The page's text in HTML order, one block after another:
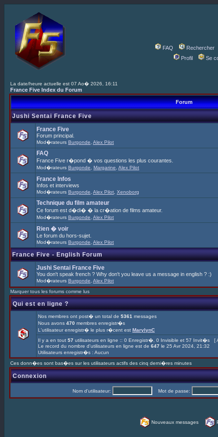
FAQ
Rechercher
Profil
Se
La date/heure actuelle est 07 Ao� 2026, 16:11
France Five Index du Forum
Forum
Jushi Sentai France Five
France Five
Forum principal.
Mod�rateurs Burgonde Alex Pilot
FAQ
France Five r�pond � vos questions les plus courantes.
Mod�rateurs Burgonde Margarine Alex Pilot
France Infos
Infos et interviews
Mod�rateurs Burgonde Alex Pilot Xenoborg
Technique du film amateur
Ce forum est d�di� � la cr�ation de films amateur.
Mod�rateurs Burgonde Alex Pilot
Rien � voir
Le forum du hors-sujet.
Mod�rateurs Burgonde Alex Pilot
France Five - English Forum
Jushi Sentai France Five
You don't speak french ? Why don't you leave us a message in english ? :)
Mod�rateurs Burgonde Alex Pilot
Marquer tous les forums comme lus
Qui est en ligne ?
Nos membres ont post� un total de 5361 messages
Nous avons 470 membres enregistr�s
L'utilisateur enregistr� le plus r�cent est MarylynC
Il y a en tout 57 utilisateurs en ligne :: 0 Enregistr�, 0 Invisible et 57 Invit�s [
Le record du nombre d'utilisateurs en ligne est de 647 le 25 Avr 2024, 21:32
Utilisateurs enregistr�s : Aucun
Ces donn�es sont bas�es sur les utilisateurs actifs des cinq derni�res minutes
Connexion
Nom d'utilisateur: Mot de passe:
Nouveaux messages